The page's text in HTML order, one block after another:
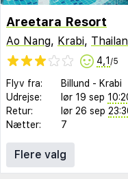
Areetara Resort
Ao Nang, Krabi,
4,1 /5
Flyv fra: Billund - Krabi
Udrejse:
lør 19 sep
Retur:
lør 26 sep
Nætter:
7
Flere valg